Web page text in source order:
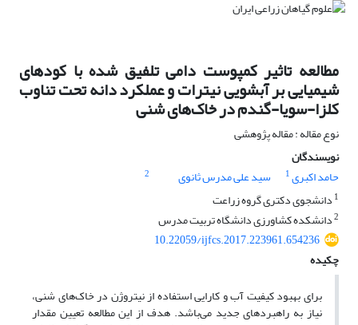
مطالعه تاثیر کمپوست دامی تلفیق شده با کودهای
شیمیایی بر آبشویی نیترات و عملکرد دانه تحت تناوب
کلزا-سویا-گندم در خاک‌های شنی
نوع مقاله : مقاله پژوهشی
نویسندگان
حامد اکبری1 سید علی مدرس ثانوی
2
1 دانشجوی دکتری گروه زراعت
2دانشکده کشاورزی دانشگاه تربیت مدرس
10.22059/ijfcs.2017.223961.654236
چکیده
برای بهبود کیفیت آب و کارایی استفاده از نیتروژن در خاک‌های شنی،
نیاز به راهبردهای جدید می‌باشد. هدف از این مطالعه تعیین مقدار